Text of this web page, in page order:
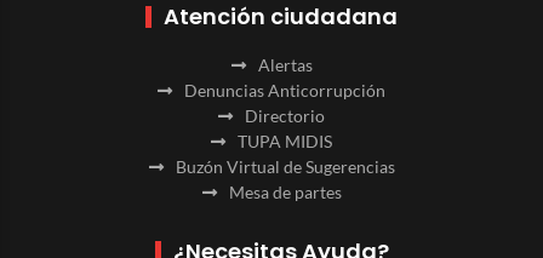
Atención ciudadana
Alertas
Denuncias Anticorrupción
Directorio
TUPA MIDIS
Buzón Virtual de Sugerencias
Mesa de partes
¿Necesitas Ayuda?